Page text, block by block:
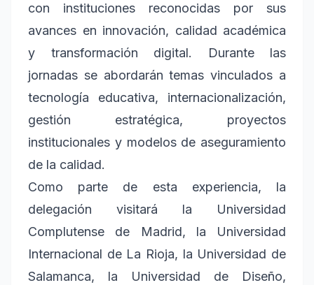
con instituciones reconocidas por sus
avances en innovación, calidad académica
y transformación digital. Durante las
jornadas se abordarán temas vinculados a
tecnología educativa, internacionalización,
gestión estratégica, proyectos
institucionales y modelos de aseguramiento
de la calidad.
Como parte de esta experiencia, la
delegación visitará la Universidad
Complutense de Madrid, la Universidad
Internacional de La Rioja, la Universidad de
Salamanca, la Universidad de Diseño,